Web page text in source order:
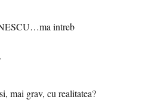
intreb
mai grav, cu realitatea?